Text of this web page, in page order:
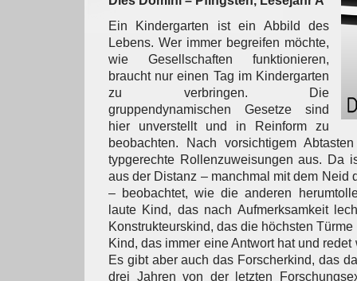
Ein Kindergarten ist ein Abbild des
Lebens. Wer immer begreifen möchte,
wie Gesellschaften funktionieren,
braucht nur einen Tag im Kindergarten
zu verbringen. Die
gruppendynamischen Gesetze sind
hier unverstellt und in Reinform zu
beobachten. Nach vorsichtigem
typgerechte Rollenzuweisungen aus. Da
aus der Distanz – manchmal mit dem Neid
– beobachtet, wie die anderen
laute Kind, das nach Aufmerksamkeit
Konstrukteurskind, das die höchsten
Kind, das immer eine Antwort hat und
Es gibt aber auch das Forscherkind, das
drei Jahren von der letzten